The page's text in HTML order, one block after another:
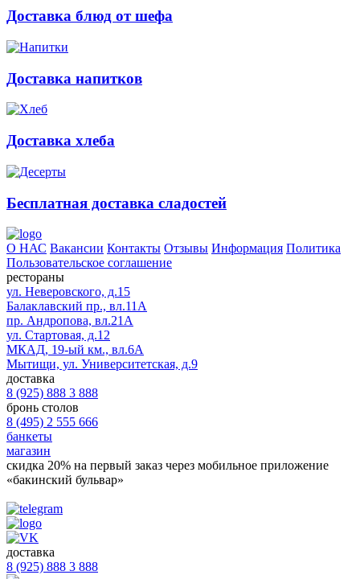
Доставка блюд от шефа
Доставка напитков
Доставка хлеба
Бесплатная доставка сладостей
О НАС Вакансии Контакты Отзывы Информация Политика
Пользовательское соглашение
рестораны
ул. Неверовского, д.15
Балаклавский пр., вл.11А
пр. Андропова, вл.21А
ул. Стартовая, д.12
МКАД, 19-ый км., вл.6А
Мытищи, ул. Университетская, д.9
доставка
8 (925) 888 3 888
бронь столов
8 (495) 2 555 666
банкеты
магазин
скидка 20% на первый заказ через мобильное приложение
«бакинский бульвар»
доставка
8 (925) 888 3 888